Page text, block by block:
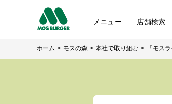
メニュー 店舗検索
ホーム モスの森 本社で取り組む 「モス